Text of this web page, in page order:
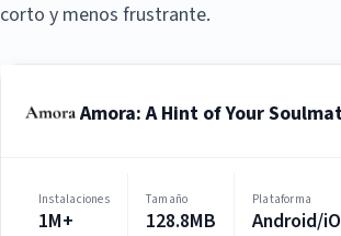
corto y menos frustrante.
Amora: A Hint of Your
Instalaciones
1M+
Tamaño
128.8MB
Plataforma
Android/